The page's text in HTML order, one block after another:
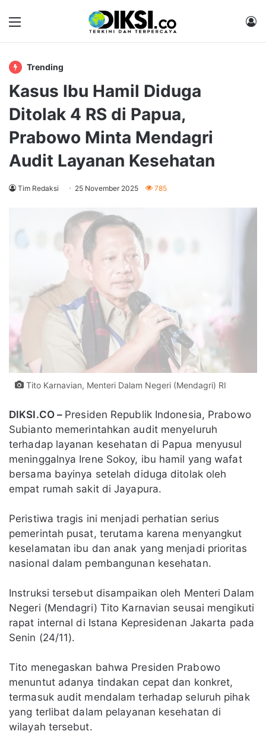
Menu
Trending
Kasus Ibu Hamil Diduga
Ditolak 4 RS di Papua,
Prabowo Minta Mendagri
Audit Layanan Kesehatan
Tim Redaksi 25 November 2025 785
Tito Karnavian, Menteri Dalam Negeri (Mendagri) RI
DIKSI.CO – Presiden Republik Indonesia, Prabowo
Subianto memerintahkan audit menyeluruh
terhadap layanan kesehatan di Papua menyusul
meninggalnya Irene Sokoy, ibu hamil yang wafat
bersama bayinya setelah diduga ditolak oleh
empat rumah sakit di Jayapura.
Peristiwa tragis ini menjadi perhatian serius
pemerintah pusat, terutama karena menyangkut
keselamatan ibu dan anak yang menjadi prioritas
nasional dalam pembangunan kesehatan.
Instruksi tersebut disampaikan oleh Menteri Dalam
Negeri (Mendagri) Tito Karnavian seusai mengikuti
rapat internal di Istana Kepresidenan Jakarta pada
Senin (24/11).
Tito menegaskan bahwa Presiden Prabowo
menuntut adanya tindakan cepat dan konkret,
termasuk audit mendalam terhadap seluruh pihak
yang terlibat dalam pelayanan kesehatan di
wilayah tersebut.